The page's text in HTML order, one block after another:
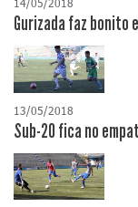
14/05/2018
Gurizada faz bonito
13/05/2018
Sub-20 fica no